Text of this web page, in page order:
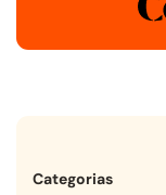
Categorias